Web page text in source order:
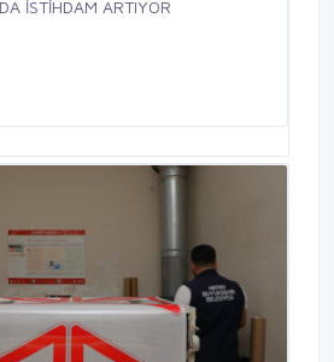
İSTİHDAM ARTIYOR